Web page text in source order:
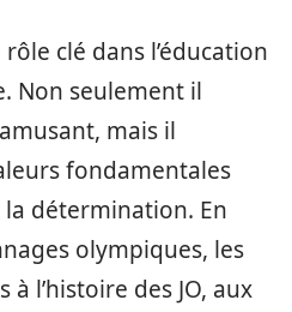
clé dans l’éducation
Non seulement il
mais il
fondamentales
détermination. En
olympiques, les
l’histoire des JO, aux